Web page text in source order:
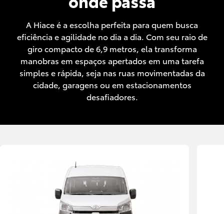
A Hiace é a escolha perfeita para quem busca
eficiência e agilidade no dia a dia. Com seu raio de
giro compacto de 6,9 metros, ela transforma
manobras em espaços apertados em uma tarefa
simples e rápida, seja nas ruas movimentadas da
cidade, garagens ou em estacionamentos
desafiadores.